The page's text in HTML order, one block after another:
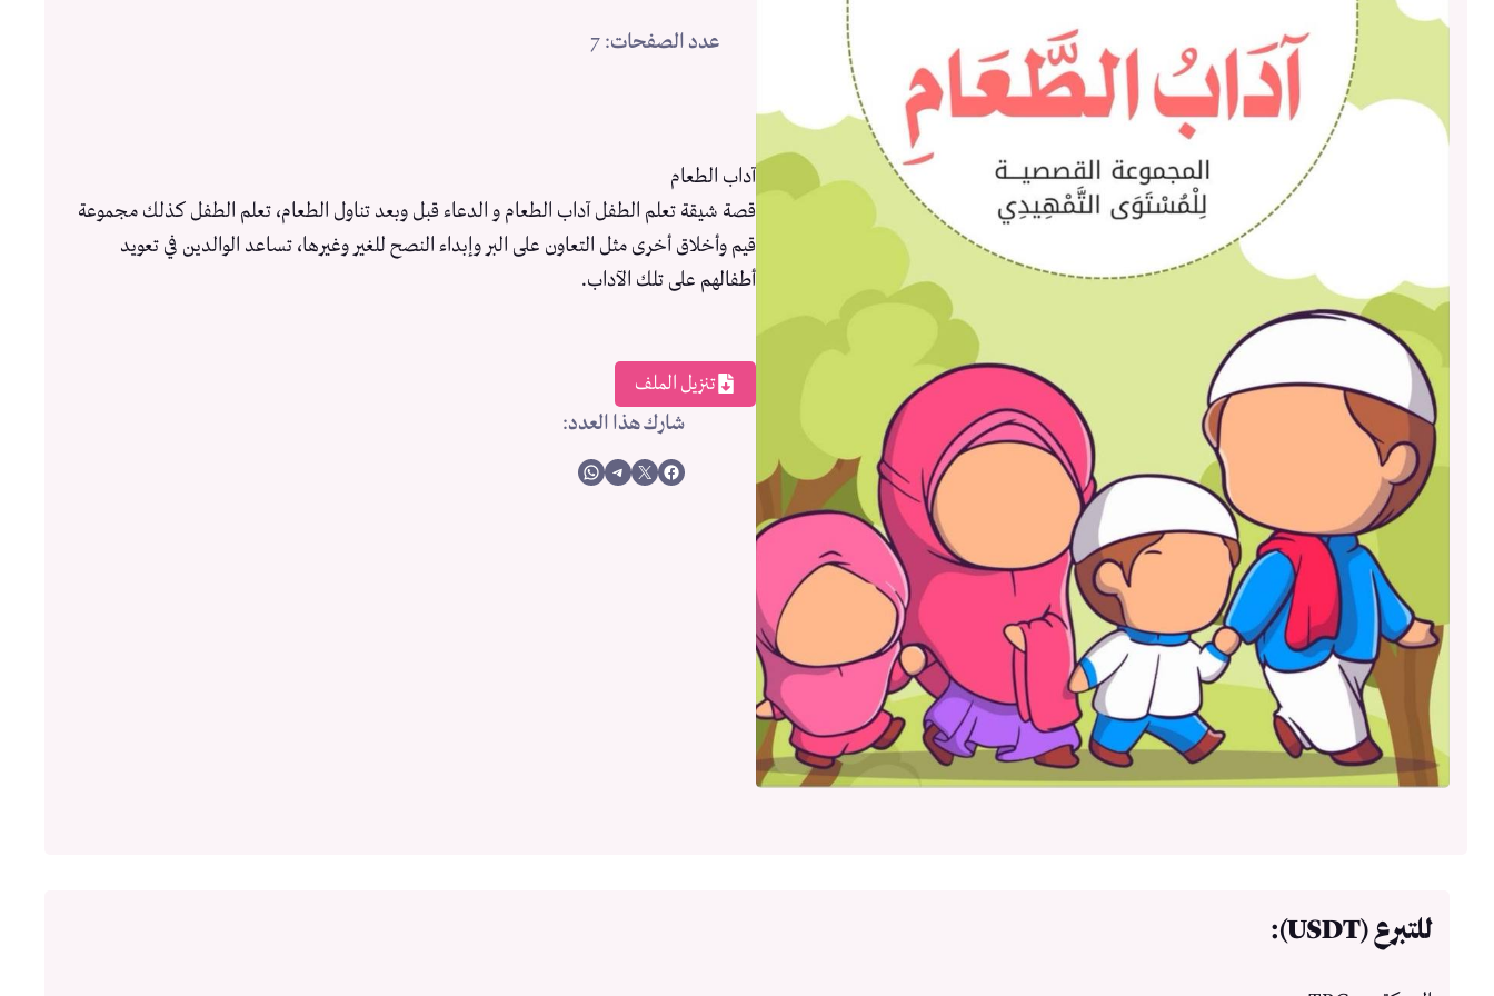
عدد الصفحات: 7
آداب الطعام
قصة شيقة تعلم الطفل آداب الطعام و الدعاء قبل وبعد تناول الطعام، تعلم الطفل كذلك مجموعة
قيم وأخلاق أخرى مثل التعاون على البر وإبداء النصح للغير وغيرها، تساعد الوالدين في تعويد
أطفالهم على تلك الآداب.
تنزيل الملف
شارك هذا العدد:
Share on Facebook
Share on X
Share on Telegram
Share on WhatsApp
للتبرع (USDT):